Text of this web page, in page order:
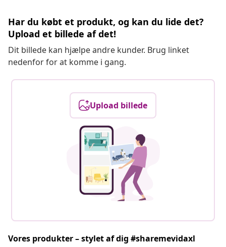
Har du købt et produkt, og kan du lide det?
Upload et billede af det!
Dit billede kan hjælpe andre kunder. Brug linket
nedenfor for at komme i gang.
Upload billede
Vores produkter – stylet af dig #sharemevidaxl